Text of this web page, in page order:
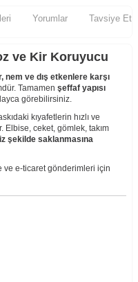
Yorumlar Tavsiye Et
ve Kir Koruyucu
nem ve dış etkenlere karşı
Tamamen şeffaf yapısı
görebilirsiniz.
kıyafetlerin hızlı ve
Elbise, ceket, gömlek, takım
şekilde saklanmasına
ve e-ticaret gönderimleri için